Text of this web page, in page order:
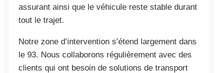
assurant ainsi que le véhicule reste stable durant
tout le trajet.
Notre zone d’intervention s’étend largement dans
le 93. Nous collaborons régulièrement avec des
clients qui ont besoin de solutions de transport